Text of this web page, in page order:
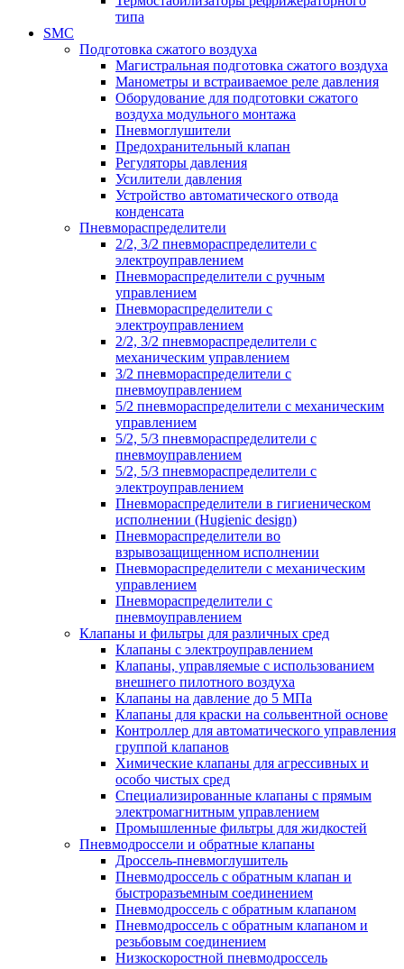
типа
SMC
Подготовка сжатого воздуха
Магистральная подготовка сжатого воздуха
Манометры и встраиваемое реле давления
Оборудование для подготовки сжатого
воздуха модульного монтажа
Пневмоглушители
Предохранительный клапан
Регуляторы давления
Усилители давления
Устройство автоматического отвода
конденсата
Пневмораспределители
2/2, 3/2 пневмораспределители с
электроуправлением
Пневмораспределители с ручным
управлением
Пневмораспределители с
электроуправлением
2/2, 3/2 пневмораспределители с
механическим управлением
3/2 пневмораспределители с
пневмоуправлением
5/2 пневмораспределители с механическим
управлением
5/2, 5/3 пневмораспределители с
пневмоуправлением
5/2, 5/3 пневмораспределители с
электроуправлением
Пневмораспределители в гигиеническом
исполнении (Hugienic design)
Пневмораспределители во
взрывозащищенном исполнении
Пневмораспределители с механическим
управлением
Пневмораспределители с
пневмоуправлением
Клапаны и фильтры для различных сред
Клапаны с электроуправлением
Клапаны, управляемые с использованием
внешнего пилотноrо воздуха
Клапаны на давление до 5 МПа
Клапаны для краски на сольвентной основе
Контроллер для автоматического управления
группой клапанов
Химические клапаны для агрессивных и
особо чистых сред
Специализированные клапаны с прямым
электромагнитным управлением
Промышленные фильтры для жидкостей
Пневмодроссели и обратные клапаны
Дроссель-пневмоглушитель
Пневмодроссель с обратным клапан и
быстроразъемным соединением
Пневмодроссель с обратным клапаном
Пневмодроссель с обратным клапаном и
резьбовым соединением
Низкоскоростной пневмодроссель